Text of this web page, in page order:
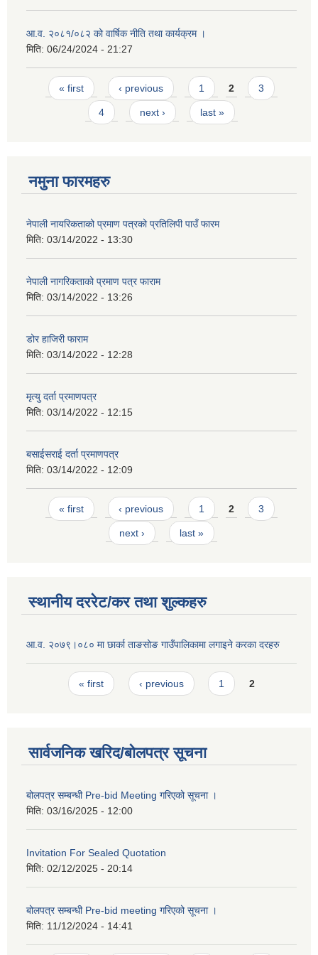
आ.व. २०८१/०८२ को वार्षिक नीति तथा कार्यक्रम ।
मिति: 06/24/2024 - 21:27
Pages
« first ‹ previous 1 2 3
4 next › last »
नमुना फारमहरु
नेपाली नायरिकताको प्रमाण पत्रको प्रतिलिपी पाउँ फारम
मिति: 03/14/2022 - 13:30
नेपाली नागरिकताको प्रमाण पत्र फाराम
मिति: 03/14/2022 - 13:26
डोर हाजिरी फाराम
मिति: 03/14/2022 - 12:28
मृत्यु दर्ता प्रमाणपत्र
मिति: 03/14/2022 - 12:15
बसाईसराई दर्ता प्रमाणपत्र
मिति: 03/14/2022 - 12:09
Pages
« first ‹ previous 1 2 3
next › last »
स्थानीय दररेट/कर तथा शुल्कहरु
आ.व. २०७९।०८० मा छार्का ताङसोङ गाउँपालिकामा लगाइने करका दरहरु
Pages« first ‹ previous 1 2
सार्वजनिक खरिद/बोलपत्र सूचना
बोलपत्र सम्बन्धी Pre-bid Meeting गरिएको सूचना ।
मिति: 03/16/2025 - 12:00
Invitation For Sealed Quotation
मिति: 02/12/2025 - 20:14
बोलपत्र सम्बन्धी Pre-bid meeting गरिएको सूचना ।
मिति: 11/12/2024 - 14:41